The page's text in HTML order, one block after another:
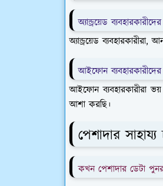
অ্যান্ড্রয়েড
অ্যান্ড্রয়েড
আইফোন ব্যবহারকারীদের
আইফোন ব্যবহারকারীরা
আশা করছি।
পেশাদার
কখন পেশাদার ডেটা